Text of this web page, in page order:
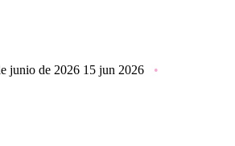
junio de 2026 15 jun 2026